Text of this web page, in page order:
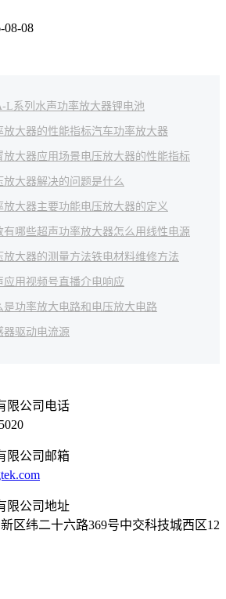
08-08
L系列水声功率放大器锂电池
放大器的性能指标汽车功率放大器
放大器应用场景 电压放大器的性能指标
放大器解决的问题是什么
放大器主要功能电压放大器的定义
有哪些超声功率放大器怎么用 线性电源
放大器的测量方法铁电材料维修方法
应用 视频号直播介电响应
是功率放大电路和电压放大电路
器驱动电流源
区纬二十六路369号中交科技城西区12